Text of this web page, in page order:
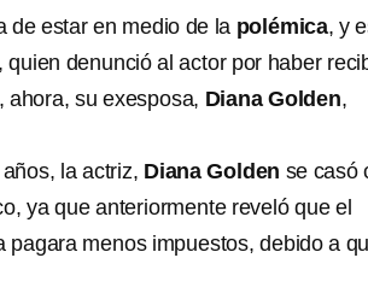
de estar en medio de la polémica, y
, quien denunció al actor por haber
ahora, su exesposa, Diana Golden,
la actriz, Diana Golden se casó
ya que anteriormente reveló que el
menos impuestos, debido a